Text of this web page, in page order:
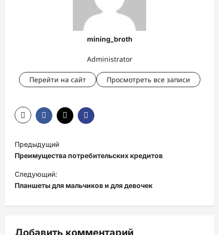
mining_broth
Administrator
Перейти на сайт Просмотреть все записи
а
в
и
ц
Предыдущий
Преимущества потребительских кредитов
Следующий:
Планшеты для мальчиков и для девочек
Добавить комментарий